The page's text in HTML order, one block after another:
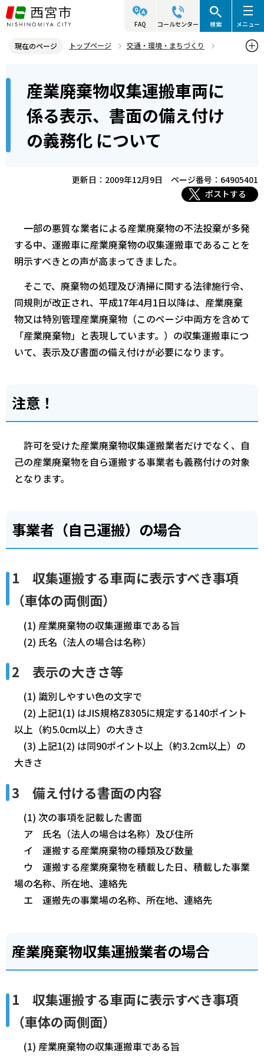
こ
の
ジ
す
FAQ コールセンター 検索 メニュー
現在のページ トップページ
交通・環境・まちづくり
産業廃棄物収集運搬車両に係る表示、書面の備え付けの義務化 につ
いて
ら
産業廃棄物収集運搬車両に
係る表示、書面の備え付け
の義務化 について
更新日：2009年12月9日
ページ番号：64905401
ポストする
一部の悪質な業者による産業廃棄物の不法投棄が多発
する中、運搬車に産業廃棄物の収集運搬車であることを
明示すべきとの声が高まってきました。
そこで、廃棄物の処理及び清掃に関する法律施行令、
同規則が改正され、平成17年4月1日以降は、産業廃棄
物又は特別管理産業廃棄物（このページ中両方を含めて
「産業廃棄物」と表現しています。）の収集運搬車につ
いて、表示及び書面の備え付けが必要になります。
注意！
許可を受けた産業廃棄物収集運搬業者だけでなく、自
己の産業廃棄物を自ら運搬する事業者も義務付けの対象
となります。
事業者（自己運搬）の場合
1 収集運搬する車両に表示すべき事項
（車体の両側面）
(1) 産業廃棄物の収集運搬車である旨
(2) 氏名（法人の場合は名称）
2 表示の大きさ等
(1) 識別しやすい色の文字で
(2) 上記1(1) はJIS規格Z8305に規定する140ポイント
以上（約5.0cm以上）の大きさ
(3) 上記1(2) は同90ポイント以上（約3.2cm以上）の
大きさ
3 備え付ける書面の内容
(1) 次の事項を記載した書面
ア 氏名（法人の場合は名称）及び住所
イ 運搬する産業廃棄物の種類及び数量
ウ 運搬する産業廃棄物を積載した日、積載した事業
場の名称、所在地、連絡先
エ 運搬先の事業場の名称、所在地、連絡先
産業廃棄物収集運搬業者の場合
1 収集運搬する車両に表示すべき事項
（車体の両側面）
(1) 産業廃棄物の収集運搬車である旨